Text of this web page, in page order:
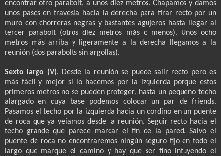
encontrar otro parabolt, a unos diez metros. Chapamos y damos
unos pasos en travesía hacia la derecha para tirar recto por un
muro con chorreras negras y bastantes agujeros hasta llegar al
tercer parabolt (otros diez metros más o menos). Unos ocho
metros más arriba y ligeramente a la derecha llegamos a la
reunión (dos parabolts sin argollas).
Sexto largo (V). Desde la reunión se puede salir recto pero es
más fácil y mejor si lo hacemos por la izquierda porque estos
primeros metros no se pueden proteger, hasta un pequeño techo
alargado en cuya base podemos colocar un par de friends.
Pasamos el techo por la izquierda hacia un cordino en un puente
de roca que ya veíamos desde la reunión. Seguir recto hacia el
techo grande que parece marcar el fin de la pared. Salvo el
puente de roca no encontraremos ningún seguro fijo en todo el
largo que marque el camino y hay que ser fino intuyendo el